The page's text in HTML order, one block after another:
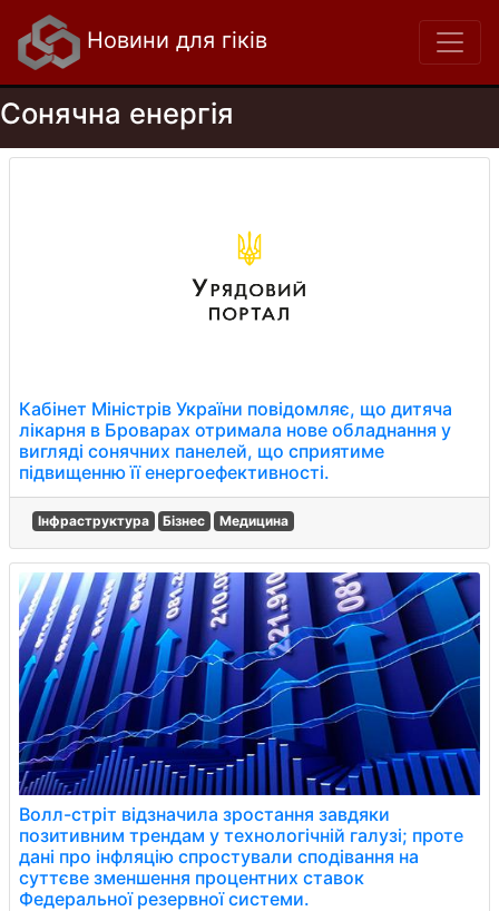
Новини для гіків
Сонячна енергія
Кабінет Міністрів України повідомляє, що дитяча
лікарня в Броварах отримала нове обладнання у
вигляді сонячних панелей, що сприятиме
підвищенню її енергоефективності.
Інфраструктура Бізнес Медицина
Волл-стріт відзначила зростання завдяки
позитивним трендам у технологічній галузі; проте
дані про інфляцію спростували сподівання на
суттєве зменшення процентних ставок
Федеральної резервної системи.